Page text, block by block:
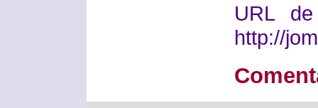
URL
http://